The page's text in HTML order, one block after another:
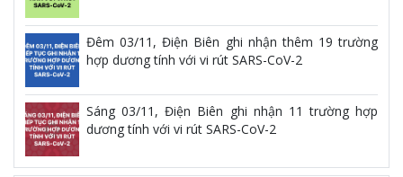
Đêm 03/11, Điện Biên ghi nhận thêm 19 trường
hợp dương tính với vi rút SARS-CoV-2
Sáng 03/11, Điện Biên ghi nhận 11 trường hợp
dương tính với vi rút SARS-CoV-2